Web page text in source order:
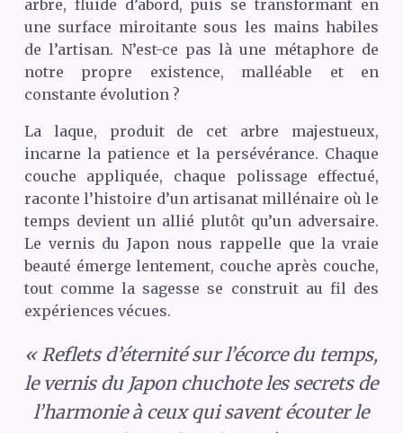
arbre, fluide d’abord, puis se transformant en
une surface miroitante sous les mains habiles
de l’artisan. N’est-ce pas là une métaphore de
notre propre existence, malléable et en
constante évolution ?
La laque, produit de cet arbre majestueux,
incarne la patience et la persévérance. Chaque
couche appliquée, chaque polissage effectué,
raconte l’histoire d’un artisanat millénaire où le
temps devient un allié plutôt qu’un adversaire.
Le vernis du Japon nous rappelle que la vraie
beauté émerge lentement, couche après couche,
tout comme la sagesse se construit au fil des
expériences vécues.
« Reflets d’éternité sur l’écorce du temps,
le vernis du Japon chuchote les secrets de
l’harmonie à ceux qui savent écouter le